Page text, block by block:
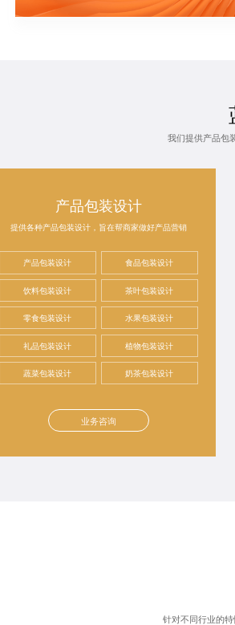
我们提供产品包
产品包装设计
提供各种产品包装设计，旨在帮商家做好产品营销
产品包装设计 食品包装设计
饮料包装设计 茶叶包装设计
零食包装设计 水果包装设计
礼品包装设计 植物包装设计
蔬菜包装设计 奶茶包装设计
业务咨询
针对不同行业的